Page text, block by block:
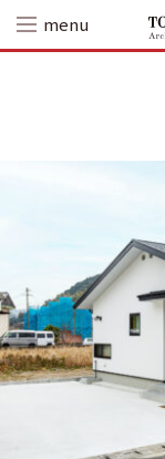
content
menu